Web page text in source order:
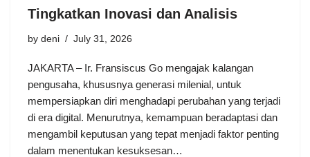
Tingkatkan Inovasi dan Analisis
by deni July 31, 2026
JAKARTA – Ir. Fransiscus Go mengajak kalangan
pengusaha, khususnya generasi milenial, untuk
mempersiapkan diri menghadapi perubahan yang terjadi
di era digital. Menurutnya, kemampuan beradaptasi dan
mengambil keputusan yang tepat menjadi faktor penting
dalam menentukan kesuksesan…